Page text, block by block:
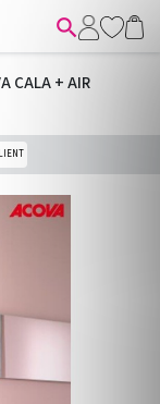

CALA + AIR